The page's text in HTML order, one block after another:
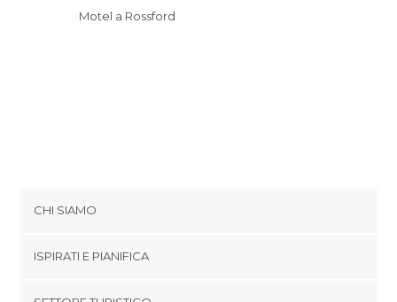
Motel a Rossford
CHI SIAMO
ISPIRATI E PIANIFICA